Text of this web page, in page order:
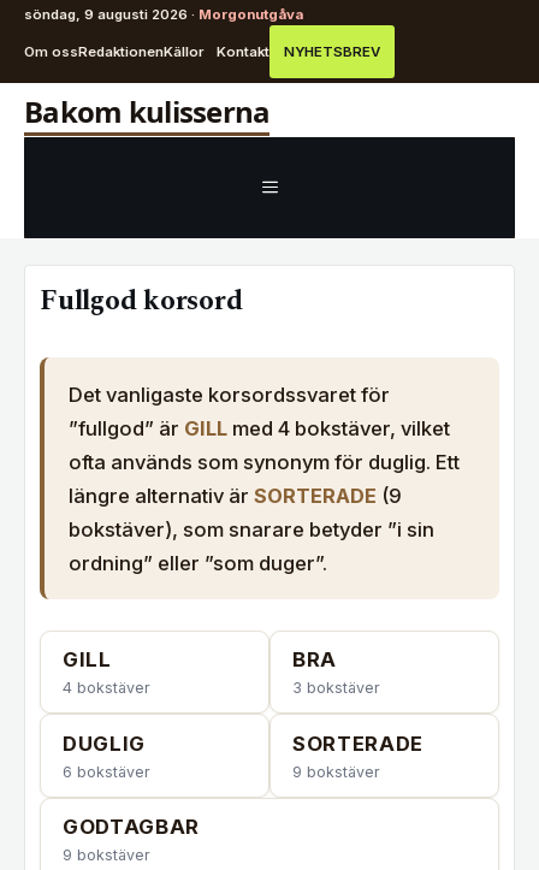
söndag, 9 augusti 2026 · Morgonutgåva
Om ossRedaktionenKällor Kontakt NYHETSBREV
HoppaBakom kulisserna
MENY
Fullgod korsord
Det vanligaste korsordssvaret för
”fullgod” är GILLmed 4 bokstäver, vilket
ofta används som synonym för duglig. Ett
längre alternativ är SORTERADE (9
bokstäver), som snarare betyder ”i sin
ordning” eller ”som duger”.
GILL
4 bokstäver
BRA
3 bokstäver
DUGLIG
6 bokstäver
SORTERADE
9 bokstäver
GODTAGBAR
9 bokstäver